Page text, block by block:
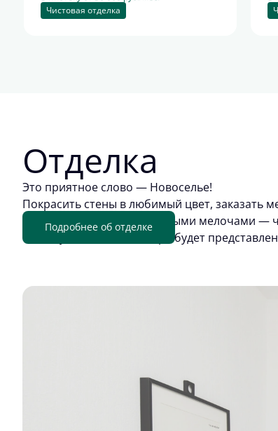
Чистовая отделка
Отделка
Это приятное слово — Новоселье!
Покрасить стены в любимый цвет, заказать
обживать квартиру приятными мелочами —
отделку. Цветовая палитра будет
Подробнее об отделке